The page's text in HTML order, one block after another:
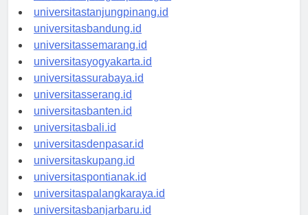
universitaspangkalpinang.id
universitastanjungpinang.id
universitasbandung.id
universitassemarang.id
universitasyogyakarta.id
universitassurabaya.id
universitasserang.id
universitasbanten.id
universitasbali.id
universitasdenpasar.id
universitaskupang.id
universitaspontianak.id
universitaspalangkaraya.id